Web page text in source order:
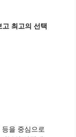
최고의 선택
을 중심으로